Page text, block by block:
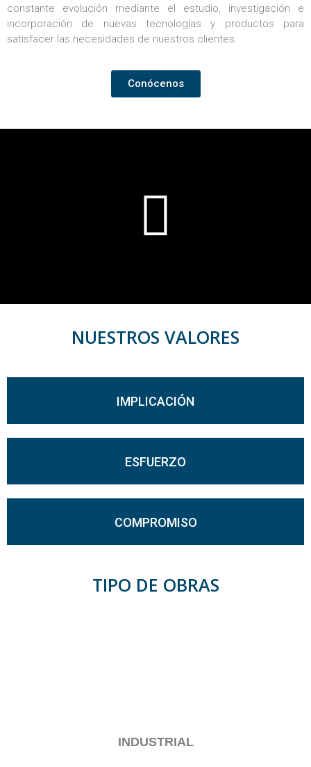
constante evolución mediante el estudio, investigación e
incorporación de nuevas tecnologías y productos para
satisfacer las necesidades de nuestros clientes.
Conócenos
NUESTROS VALORES
IMPLICACIÓN
ESFUERZO
COMPROMISO
TIPO DE OBRAS
INDUSTRIAL